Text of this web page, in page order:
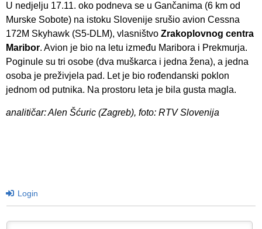
U nedjelju 17.11. oko podneva se u Gančanima (6 km od
Murske Sobote) na istoku Slovenije srušio avion Cessna
172M Skyhawk (S5-DLM), vlasništvo Zrakoplovnog centra
Maribor. Avion je bio na letu između Maribora i Prekmurja.
Poginule su tri osobe (dva muškarca i jedna žena), a jedna
osoba je preživjela pad. Let je bio rođendanski poklon
jednom od putnika. Na prostoru leta je bila gusta magla.
analitičar: Alen Šćuric (Zagreb), foto: RTV Slovenija
Login